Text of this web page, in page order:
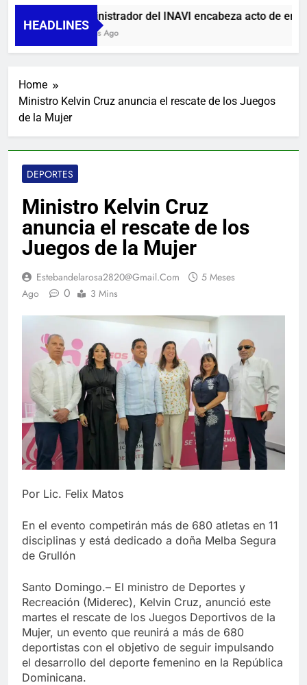
HEADLINES
Administrador del INAVI encabeza acto de
8 Horas Ago
Home
Ministro Kelvin Cruz anuncia el rescate de los Juegos
de la Mujer
DEPORTES
Ministro Kelvin Cruz
anuncia el rescate de los
Juegos de la Mujer
Estebandelarosa2820@gmail.com
5 Meses
Ago
0 3 Mins
Por Lic. Felix Matos
En el evento competirán más de 680 atletas en 11
disciplinas y está dedicado a doña Melba Segura
de Grullón
Santo Domingo.– El ministro de Deportes y
Recreación (Miderec), Kelvin Cruz, anunció este
martes el rescate de los Juegos Deportivos de la
Mujer, un evento que reunirá a más de 680
deportistas con el objetivo de seguir impulsando
el desarrollo del deporte femenino en la República
Dominicana.